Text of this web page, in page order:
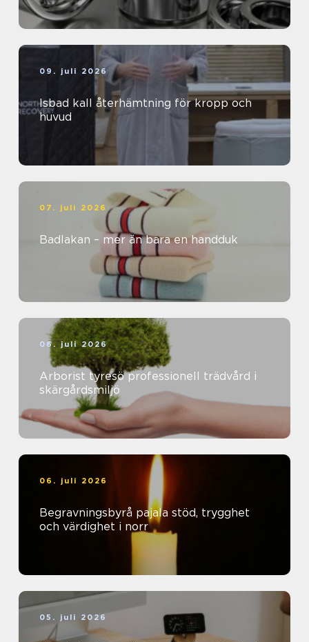
09. juli 2026
Isbad kall återhämtning för kropp och
huvud
07. juli 2026
Badlakan – mer än bara en handduk
06. juli 2026
Arborist tyresö professionell trädvård i
skärgårdsmiljö
06. juli 2026
Begravningsbyrå pajala stöd, trygghet
och värdighet i norr
05. juli 2026